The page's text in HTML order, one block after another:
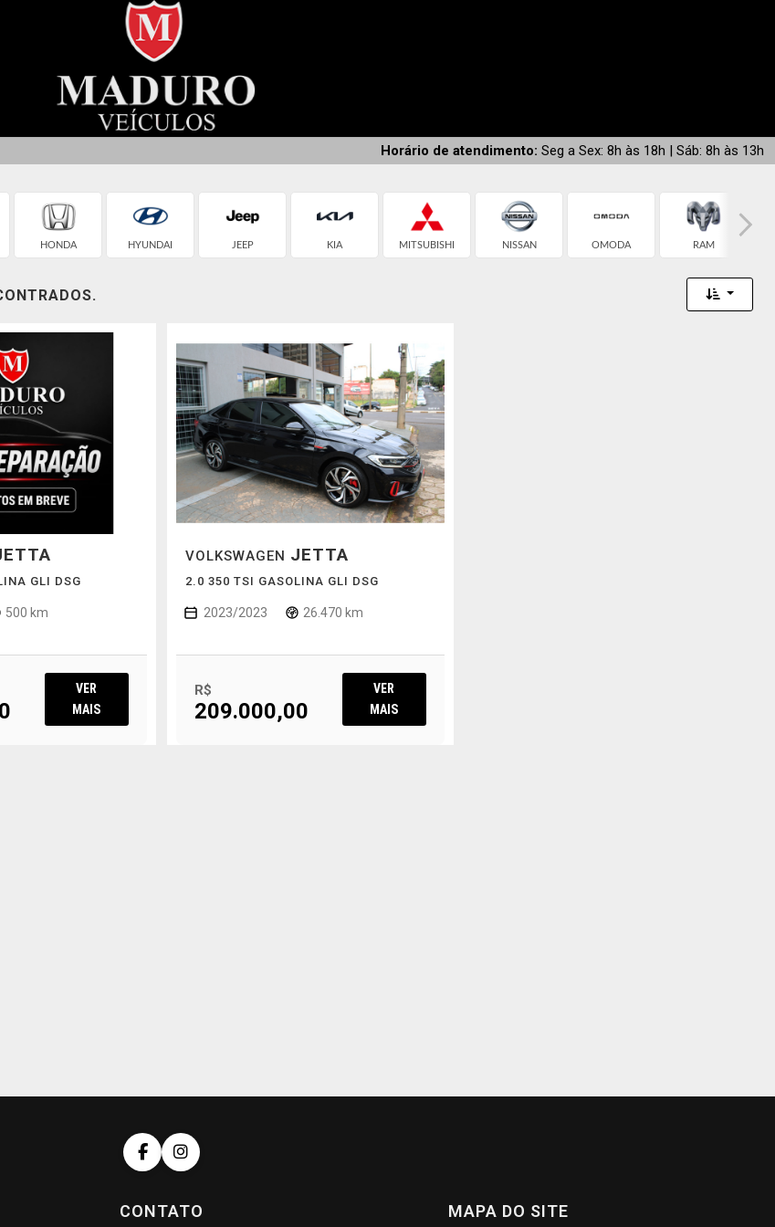
Horário de atendimento: Seg a Sex: 8h às 18h | Sáb: 8h às 13h
HONDA HYUNDAI JEEP KIA MITSUBISHI NISSAN OMODA RAM
Toggle
GLI DSG
500 km
VER
MAIS
VOLKSWAGEN JETTA
2.0 350 TSI GASOLINA GLI DSG
2023/2023 26.470 km
R$
209.000,00
VER
MAIS
CONTATO MAPA DO SITE